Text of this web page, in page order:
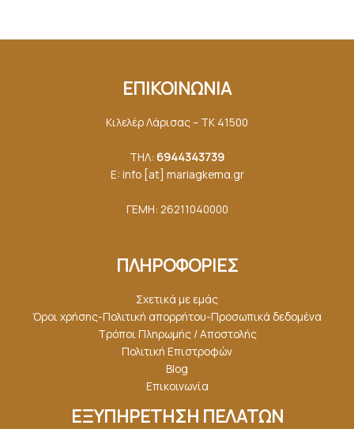
ΕΠΙΚΟΙΝΩΝΙΑ
Κιλελέρ Λάρισας – ΤΚ 41500
ΤΗΛ: 6944343739
E: info [at] mariagkemα.gr
ΓΕΜΗ: 26211040000
ΠΛΗΡΟΦΟΡΙΕΣ
Σχετικά με εμάς
Όροι χρήσης-Πολιτική απορρήτου-Προσωπικά δεδομένα
Τρόποι Πληρωμής / Αποστολής
Πολιτική Επιστροφών
Blog
Επικοινωνία
ΕΞΥΠΗΡΕΤΗΣΗ ΠΕΛΑΤΩΝ